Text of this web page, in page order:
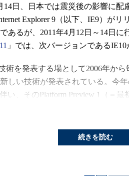
日、日本では震災後の影響に配
Explorer 9（以下、IE9）がリリ
あるが、2011年4月12日～14日に
」では、次バージョンである
を発表する場として2006年から
しい技術が発表されている。今
い、そのPlatform Preview 1（＝
では、限定的なUI（ユーザー・
プデート版を提供する」という約
続きを読む